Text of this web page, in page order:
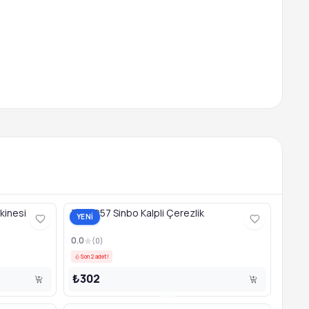
YENİ
TAB1257 Sinbo Kalpli Çerezlik
0.0 (0)
Son 2 adet!
₺302